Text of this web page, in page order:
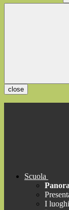
close
Scuola
I luoghi